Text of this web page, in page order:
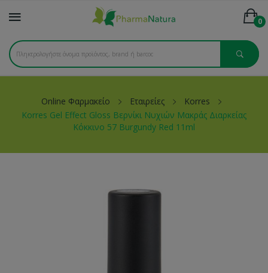
0
Online Φαρμακείο Εταιρείες
Korres
Korres Gel Effect Gloss Βερνίκι Νυχιών Μακράς Διαρκείας
Κόκκινο 57 Burgundy Red 11ml